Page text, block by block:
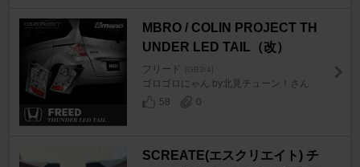
MBRO / COLIN PROJECT TH
UNDER LED TAIL（改）
フリード [GB3/4]
ゴロゴロにゃん by北見チューン！さん
58
0
SCREATE(エスクリエイト) チ